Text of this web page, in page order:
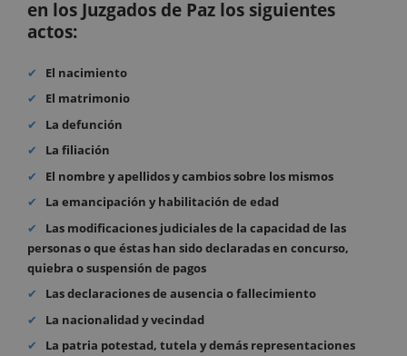
en los Juzgados de Paz los siguientes
actos:
El nacimiento
El matrimonio
La defunción
La filiación
El nombre y apellidos y cambios sobre los mismos
La emancipación y habilitación de edad
Las modificaciones judiciales de la capacidad de las
personas o que éstas han sido declaradas en concurso,
quiebra o suspensión de pagos
Las declaraciones de ausencia o fallecimiento
La nacionalidad y vecindad
La patria potestad, tutela y demás representaciones